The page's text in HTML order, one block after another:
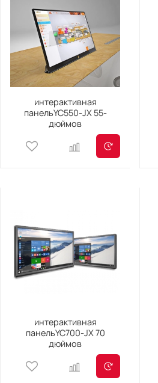
интерактивная
панельYC550-JX 55-
дюймов
интерактивная
панельYC700-JX 70
дюймов